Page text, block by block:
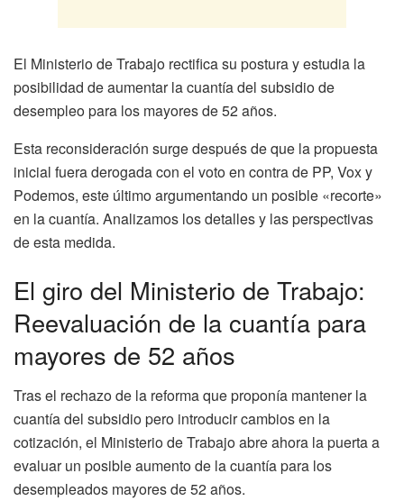
El Ministerio de Trabajo rectifica su postura y estudia la
posibilidad de aumentar la cuantía del subsidio de
desempleo para los mayores de 52 años.
Esta reconsideración surge después de que la propuesta
inicial fuera derogada con el voto en contra de PP, Vox y
Podemos, este último argumentando un posible «recorte»
en la cuantía. Analizamos los detalles y las perspectivas
de esta medida.
El giro del Ministerio de Trabajo:
Reevaluación de la cuantía para
mayores de 52 años
Tras el rechazo de la reforma que proponía mantener la
cuantía del subsidio pero introducir cambios en la
cotización, el Ministerio de Trabajo abre ahora la puerta a
evaluar un posible aumento de la cuantía para los
desempleados mayores de 52 años.